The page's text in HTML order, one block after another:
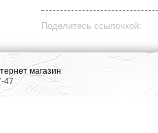
Поделитесь ссылочкой:
магазин
47